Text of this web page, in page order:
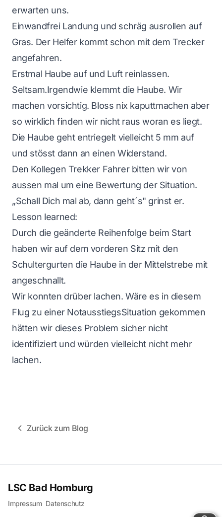
erwarten uns.
Einwandfrei Landung und schräg ausrollen auf
Gras. Der Helfer kommt schon mit dem Trecker
angefahren.
Erstmal Haube auf und Luft reinlassen.
Seltsam.Irgendwie klemmt die Haube. Wir
machen vorsichtig. Bloss nix kaputtmachen aber
so wirklich finden wir nicht raus woran es liegt.
Die Haube geht entriegelt vielleicht 5 mm auf
und stösst dann an einen Widerstand.
Den Kollegen Trekker Fahrer bitten wir von
aussen mal um eine Bewertung der Situation.
„Schall Dich mal ab, dann geht´s" grinst er.
Lesson learned:
Durch die geänderte Reihenfolge beim Start
haben wir auf dem vorderen Sitz mit den
Schultergurten die Haube in der Mittelstrebe mit
angeschnallt.
Wir konnten drüber lachen. Wäre es in diesem
Flug zu einer NotausstiegsSituation gekommen
hätten wir dieses Problem sicher nicht
identifiziert und würden vielleicht nicht mehr
lachen.
Zurück zum Blog
LSC Bad Homburg
Impressum Datenschutz